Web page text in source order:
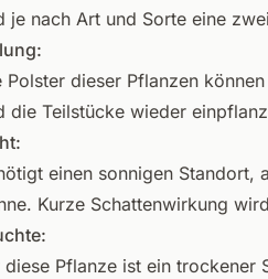
je nach Art und Sorte eine
Polster dieser Pflanzen
die Teilstücke wieder
einen sonnigen Standort,
Kurze Schattenwirkung
diese Pflanze ist ein trockener